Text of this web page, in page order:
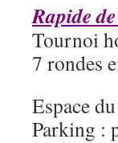
Rapide
Tournoi
7 rondes
Espace
Parking :